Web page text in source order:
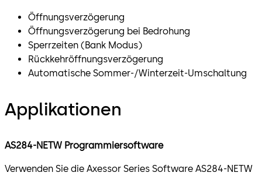
Öffnungsverzögerung
Öffnungsverzögerung bei Bedrohung
Sperrzeiten (Bank Modus)
Rückkehröffnungsverzögerung
Automatische Sommer-/Winterzeit-Umschaltung
Applikationen
AS284-NETW Programmiersoftware
Verwenden Sie die Axessor Series Software AS284-NETW